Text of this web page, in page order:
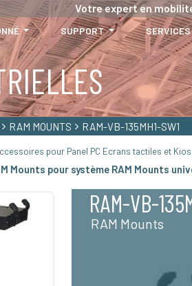
Votre expert en
SUPPORT SERVICES
RAM MOUNTS RAM-VB-135MH1-SW1
pour Panel PC Ecrans tactiles et
Mounts pour système RAM Mounts
RAM-VB-
RAM Mounts